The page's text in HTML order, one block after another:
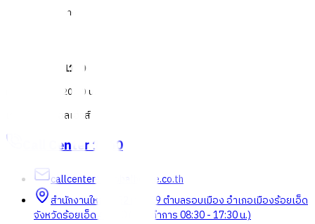
หลากหลายช่องทาง
Call Center 1160
ทุกวัน 08:00 - 20:00 น.
เกี่ยวกับโกลบอลเฮ้าส์
Call Center1160
callcenter@globalhouse.co.th
สำนักงานใหญ่: 232 หมู่ที่ 19 ตำบลรอบเมือง อำเภอเมืองร้อยเอ็ด
จังหวัดร้อยเอ็ด 45000 (เวลาทำการ 08:30 - 17:30 น.)